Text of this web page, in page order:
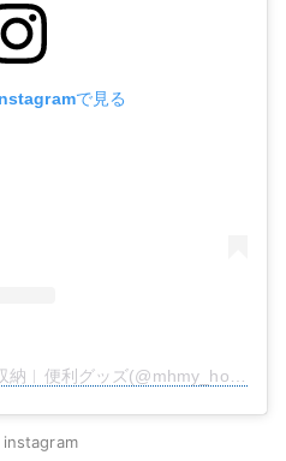
で見る
instagram